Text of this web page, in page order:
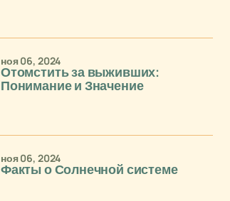
Отомстить за выживших:
Понимание и Значение
ноя 06, 2024
Факты о Солнечной системе
ноя 06, 2024